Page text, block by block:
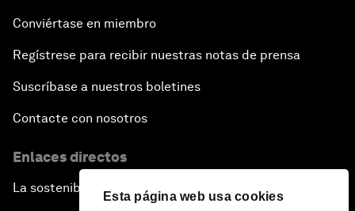
Esta página web usa cookies
Conviértase en miembro
Regístrese para recibir nuestras notas de prensa
Suscríbase a nuestros boletines
Contacte con nosotros
Enlaces directos
La sostenibilidad en el Foro